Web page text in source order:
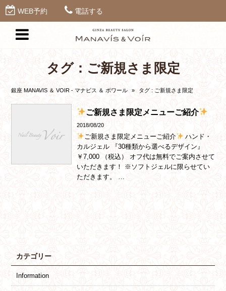
WEB予約 電話する
タグ：ご新規さま限定
銀座 MANAVIS ＆ VOIR - マナビス ＆ ボワール » タグ : ご新規さま限定
ご新規さま限定メニューご紹介
2018/08/20
ご新規さま限定メニューご紹介
ハンド・
カルジェル 『30種類から選べるデザイン』
￥7,000 （税込） オフ代は無料でご案内させて
いただきます！ ※ソフトジェルに限らせてい
ただきます。 …
カテゴリー
Information